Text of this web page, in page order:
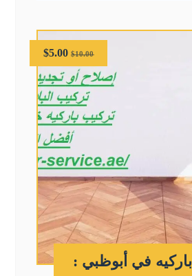
في أبوظبي :
$10.00
$5.00